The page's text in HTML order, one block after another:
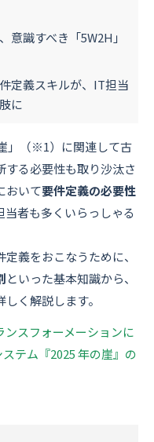
意識すべき「5W2H」
定義スキルが、IT担当
に
」（※1）に関連して古
する必要性も取り沙汰さ
おいて要件定義の必要性
者も多くいらっしゃる
義をおこなうために、
といった基本知識から、
しく解説します。
スフォーメーションに
テム『2025 年の崖』の